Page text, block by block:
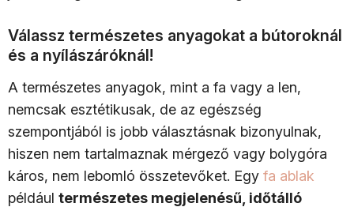
Válassz természetes anyagokat a bútoroknál
és a nyílászáróknál!
A természetes anyagok, mint a fa vagy a len,
nemcsak esztétikusak, de az egészség
szempontjából is jobb választásnak bizonyulnak,
hiszen nem tartalmaznak mérgező vagy bolygóra
káros, nem lebomló összetevőket. Egy fa ablak
például természetes megjelenésű, időtálló